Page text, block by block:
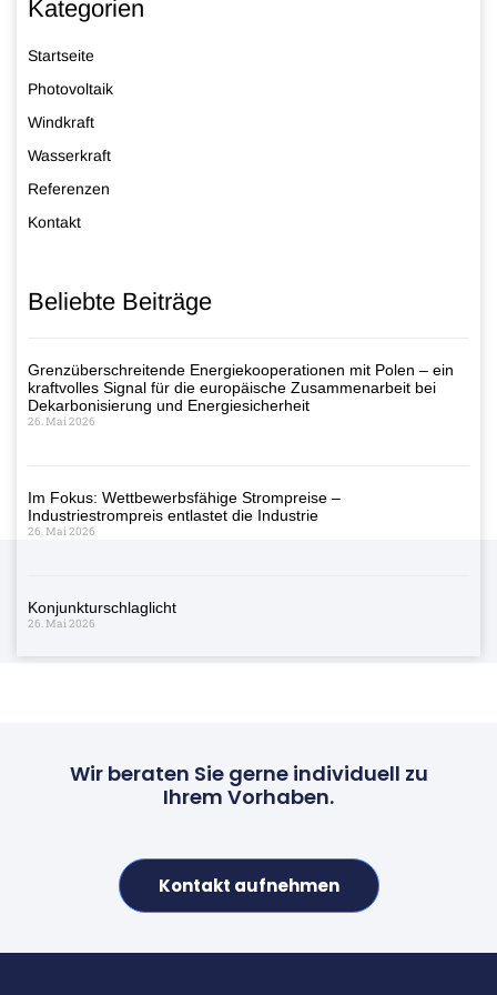
Kategorien
Startseite
Photovoltaik
Windkraft
Wasserkraft
Referenzen
Kontakt
Beliebte Beiträge
Grenzüberschreitende Energiekooperationen mit Polen – ein
kraftvolles Signal für die europäische Zusammenarbeit bei
Dekarbonisierung und Energiesicherheit
26. Mai 2026
Im Fokus: Wettbewerbsfähige Strompreise –
Industriestrompreis entlastet die Industrie
26. Mai 2026
Konjunkturschlaglicht
26. Mai 2026
Wir beraten Sie gerne individuell zu
Ihrem Vorhaben.
Kontakt aufnehmen